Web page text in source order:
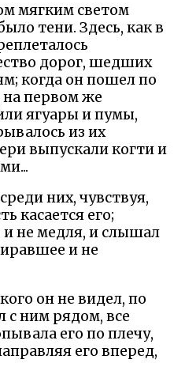
мягким светом
тени. Здесь, как в
дорог, шедших
когда он пошел по
на первом же
ягуары и пумы,
из их
выпускали когти и
них, чувствуя,
касается его;
не медля, и слышал
и не
он не видел, по
с ним рядом, все
его по плечу,
его вперед,